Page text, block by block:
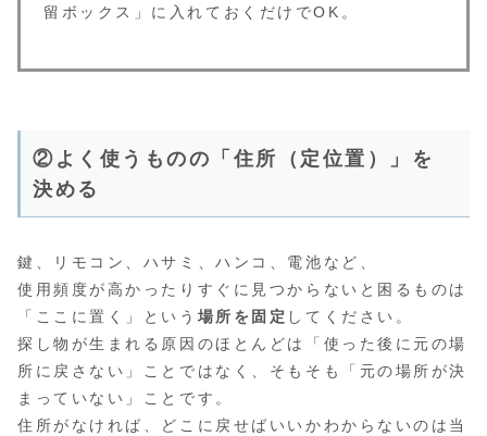
留ボックス」に入れておくだけでOK。
②よく使うものの「住所（定位置）」を
決める
鍵、リモコン、ハサミ、ハンコ、電池など、
使用頻度が高かったりすぐに見つからないと困るものは
「ここに置く」という 場所を固定 してください。
探し物が生まれる原因のほとんどは「使った後に元の場
所に戻さない」ことではなく、そもそも「元の場所が決
まっていない」ことです。
住所がなければ、どこに戻せばいいかわからないのは当